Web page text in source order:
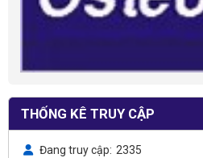
THỐNG KÊ TRUY CẬP
Đang truy cập
2335